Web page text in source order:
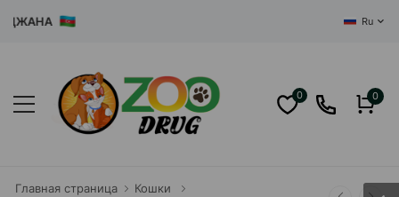
Ru
0 0
Главная страница
Кошки